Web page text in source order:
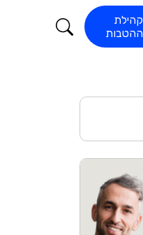
קהילת
ההטבות